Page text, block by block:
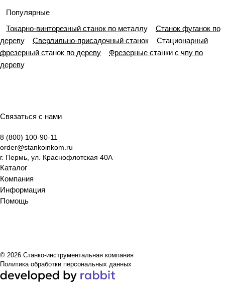
Популярные
Токарно-винторезный станок по металлу
Станок фуганок по
дереву
Сверлильно-присадочный станок
Стационарный
фрезерный станок по дереву
Фрезерные станки с чпу по
дереву
Связаться с нами
8 (800) 100-90-11
order@stankoinkom.ru
г. Пермь, ул. Краснофлотская 40А
Каталог
Компания
Информация
Помощь
© 2026 Станко-инструментальная компания
Политика обработки персональных данных